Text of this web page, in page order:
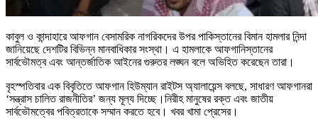
কাবুল ও কান্দাহারে আফগান বেসামরিক নাগরিকদের উপর পাকিস্তানের বিমান হামলার নিন্দা
জানিয়েছে দেশটির বিভিন্ন মানবাধিকার সংস্থা। এ হামলাকে আফগানিস্তানের
সার্বভৌমত্ব এবং আন্তর্জাতিক আইনের গুরুতর লঙ্ঘন বলে অভিহিত করেছেন তারা।
বৃহস্পতিবার এক বিবৃতিতে আফগান হিউম্যান রাইটস অ্যালায়েন্স বলছে, সাধারণ আফগানরা
‘সন্ত্রাস চালিত রাজনীতির’ জন্য মূল্য দিচ্ছে।নিরীহ মানুষের রক্ত ​​এবং জাতীয়
সার্বভৌমত্বের পবিত্রতাকে সম্মান করতে হবে। খবর খামা প্রেসের।